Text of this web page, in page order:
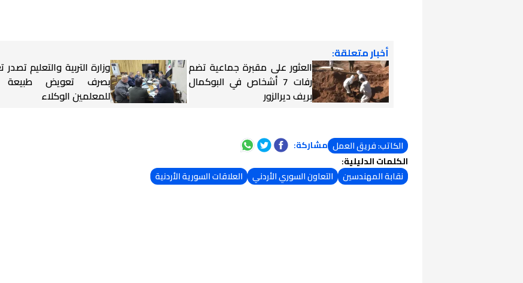
أخبار متعلقة:
العثور على مقبرة جماعية تضم
رفات 7 أشخاص في البوكمال
بريف ديرالزور
وزارة التربية والتعليم
بصرف تعويض
للمعلمين الوكلاء
الكاتب: فريق العمل مشاركة:
الكلمات الدليلية:
نقابة المهندسين
التعاون السوري الأردني العلاقات السورية الأردنية